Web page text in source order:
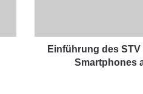
n
Einführung des
Smartphones